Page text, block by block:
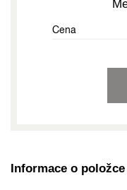
Cena
Informace o položce